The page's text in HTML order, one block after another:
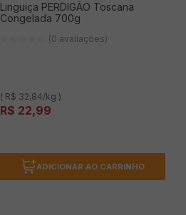
Linguiça PERDIGÃO Toscana
Congelada 700g
(0 avaliações)
( R$ 32,84/kg )
R$ 22,99
ADICIONAR AO CARRINHO